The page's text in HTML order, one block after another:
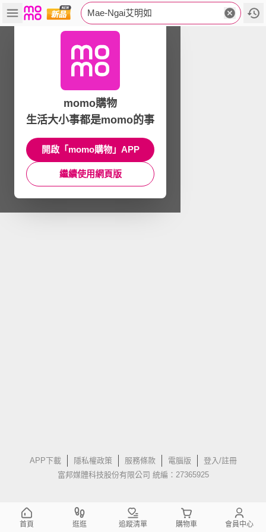
Mae-Ngai艾明如
APP下載 隱私權政策 服務條款 電腦版
登入/註冊
富邦媒體科技股份有限公司 統編：27365925
momo購物
生活大小事都是momo的事
開啟「momo購物」APP
繼續使用網頁版
首頁 逛逛 追蹤清單 購物車 會員中心